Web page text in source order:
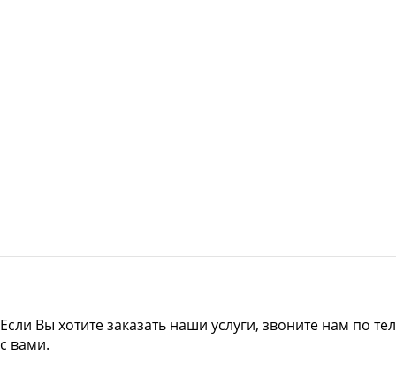
Если Вы хотите заказать наши услуги, звоните нам по
с вами.